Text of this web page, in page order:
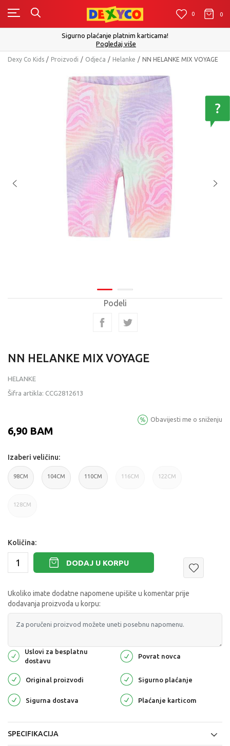
0 0
Sigurno plaćanje platnim karticama!
Pogledaj više
Dexy Co Kids Proizvodi Odjeća Helanke NN HELANKE MIX VOYAGE
Podeli
NN HELANKE MIX VOYAGE
HELANKE
Šifra artikla: CCG2812613
6,90 BAM
Obavijesti me o sniženju
Izaberi veličinu:
98CM 104CM 110CM 116CM 122CM
128CM
Količina:
DODAJ U KORPU
Ukoliko imate dodatne napomene upišite u komentar prije
dodavanja proizvoda u korpu:
Uslovi za besplatnu
dostavu
Povrat novca
Original proizvodi Sigurno plaćanje
Sigurna dostava Plaćanje karticom
SPECIFIKACIJA